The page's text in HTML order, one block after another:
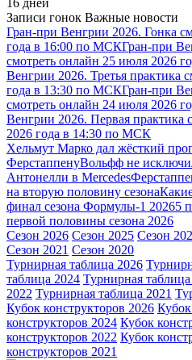
16 дней
Записи гонок Важные новости
Гран-при Венгрии 2026. Гонка
года в 16:00 по МСКГран-при
смотреть онлайн 25 июля 2026
Венгрии 2026. Третья практика
года в 13:30 по МСКГран-при
смотреть онлайн 24 июля 2026
Венгрии 2026. Первая практика
2026 года в 14:30 по МСК
Хельмут Марко дал жёсткий
ФерстаппенуВольфф не
Антонелли в Mercedes
на вторую половину сезона
финал сезона Формулы-1 20265
первой половины сезона 2026
Сезон 2026 Сезон 2025 Сезон
Сезон 2021 Сезон 2020
Турнирная таблица 2026
таблица 2024 Турнирная
2022 Турнирная таблица 2021
Кубок конструкторов 2026
конструкторов 2024 Кубок
конструкторов 2022 Кубок
конструкторов 2021